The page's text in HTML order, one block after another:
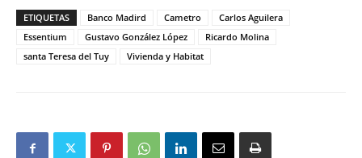
ETIQUETAS Banco Madird Cametro
Carlos Aguilera
Essentium
Gustavo González López
Ricardo Molina
santa Teresa del Tuy
Vivienda y Habitat